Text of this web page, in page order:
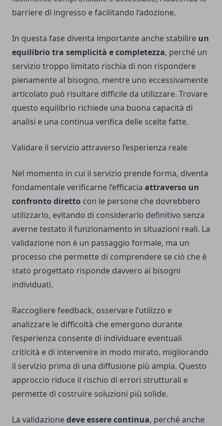
barriere di ingresso e facilitando l’adozione.
In questa fase diventa importante anche stabilire un
equilibrio tra semplicità e completezza, perché un
servizio troppo limitato rischia di non rispondere
pienamente al bisogno, mentre uno eccessivamente
articolato può risultare difficile da utilizzare. Trovare
questo equilibrio richiede una buona capacità di
analisi e una continua verifica delle scelte fatte.
Validare il servizio attraverso l’esperienza reale
Nel momento in cui il servizio prende forma, diventa
fondamentale verificarne l’efficacia attraverso un
confronto diretto con le persone che dovrebbero
utilizzarlo, evitando di considerarlo definitivo senza
averne testato il funzionamento in situazioni reali. La
validazione non è un passaggio formale, ma un
processo che permette di comprendere se ciò che è
stato progettato risponde davvero ai bisogni
individuati.
Raccogliere feedback, osservare l’utilizzo e
analizzare le difficoltà che emergono durante
l’esperienza consente di individuare eventuali
criticità e di intervenire in modo mirato, migliorando
il servizio prima di una diffusione più ampia. Questo
approccio riduce il rischio di errori strutturali e
permette di costruire soluzioni più solide.
La validazionedeve essere continua, perché anche